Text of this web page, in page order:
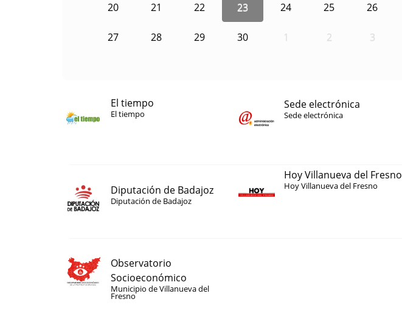
20 21 22 23 24 25 26
27 28 29 30 1 2 3
El tiempo
El tiempo
Sede electrónica
Sede electrónica
Diputación de Badajoz
Diputación de Badajoz
Hoy Villanueva del Fresno
Hoy Villanueva del Fresno
Observatorio
Socioeconómico
Municipio de Villanueva del
Fresno